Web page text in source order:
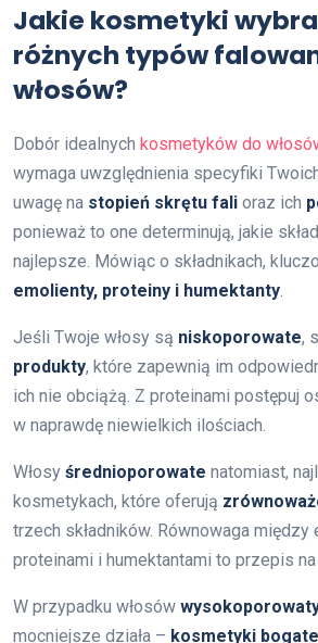
Jakie kosmetyki
różnych typów
włosów?
Dobór idealnych kosmetyków do
wymaga uwzględnienia specyfiki
uwagę na stopień skrętu fali oraz ich
ponieważ to one determinują, jakie
najlepsze. Mówiąc o składnikach,
emolienty, proteiny i humektanty.
Jeśli Twoje włosy są niskoporowate,
produkty, które zapewnią im
ich nie obciążą. Z proteinami postępuj
w naprawdę niewielkich ilościach.
Włosy średnioporowate natomiast,
kosmetykach, które oferują
trzech składników. Równowaga między
proteinami i humektantami to przepis
W przypadku włosów
mocniejsze działa – kosmetyki